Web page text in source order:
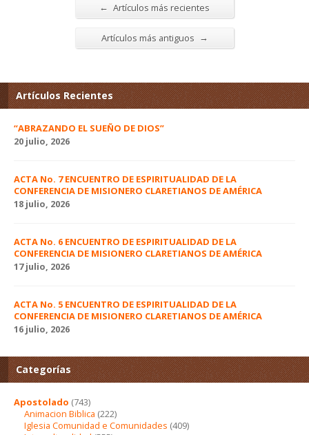
← Artículos más recientes
Artículos más antiguos →
Artículos Recientes
“ABRAZANDO EL SUEÑO DE DIOS”
20 julio, 2026
ACTA No. 7 ENCUENTRO DE ESPIRITUALIDAD DE LA
CONFERENCIA DE MISIONERO CLARETIANOS DE AMÉRICA
18 julio, 2026
ACTA No. 6 ENCUENTRO DE ESPIRITUALIDAD DE LA
CONFERENCIA DE MISIONERO CLARETIANOS DE AMÉRICA
17 julio, 2026
ACTA No. 5 ENCUENTRO DE ESPIRITUALIDAD DE LA
CONFERENCIA DE MISIONERO CLARETIANOS DE AMÉRICA
16 julio, 2026
Categorías
Apostolado (743)
Animacion Biblica (222)
Iglesia Comunidad e Comunidades (409)